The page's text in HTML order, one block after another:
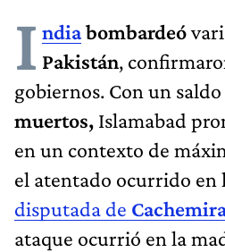
I ndiabombardeó
Pakistán,
gobiernos. Con un
muertos, Islamabad
en un contexto de
el atentado ocurrido en
disputada de
ataque ocurrió en la